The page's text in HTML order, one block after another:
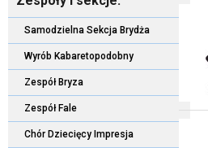
Samodzielna Sekcja Brydża
Wyrób Kabaretopodobny
Zespół Bryza
Zespół Fale
Chór Dziecięcy Impresja